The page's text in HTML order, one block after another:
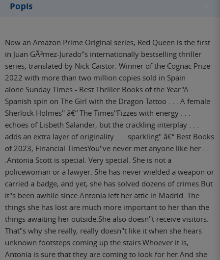
Popis
Now an Amazon Prime Original series, Red Queen is the first
in Juan GÃ³mez-Jurado''s internationally bestselling thriller
series, translated by Nick Caistor. Winner of the Cognac Prize
2022 with more than two million copies sold in Spain
alone.Sunday Times - Best Thriller Books of the Year''A
Spanish spin on The Girl with the Dragon Tattoo . . . A female
Sherlock Holmes'' â€“ The Times''Fizzes with energy . . .
echoes of Lisbeth Salander, but the crackling interplay . . .
adds an extra layer of originality . . . sparkling'' â€“ Best Books
of 2023, Financial TimesYou''ve never met anyone like her . .
.Antonia Scott is special. Very special. She is not a
policewoman or a lawyer. She has never wielded a weapon or
carried a badge, and yet, she has solved dozens of crimes.But
it''s been awhile since Antonia left her attic in Madrid. The
things she has lost are much more important to her than the
things awaiting her outside.She also doesn''t receive visitors.
That''s why she really, really doesn''t like it when she hears
unknown footsteps coming up the stairs.Whoever it is,
Antonia is sure that they are coming to look for her.And she